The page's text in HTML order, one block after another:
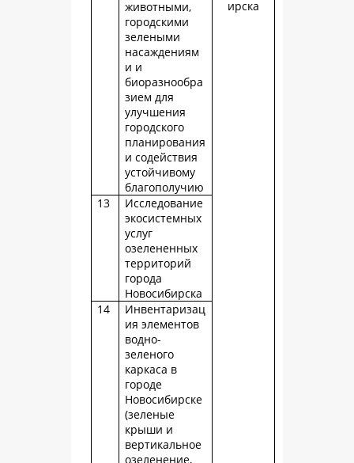
ирска
животными,
городскими
зелеными
насаждениям
и и
биоразнообра
зием для
улучшения
городского
планирования
и содействия
устойчивому
благополучию
13
Исследование
экосистемных
услуг
озелененных
территорий
города
Новосибирска
14
Инвентаризац
ия элементов
водно-
зеленого
каркаса в
городе
Новосибирске
(зеленые
крыши и
вертикальное
озеленение,